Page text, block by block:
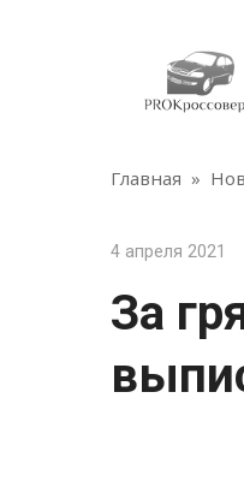
Главная »
4 апреля 2021
За